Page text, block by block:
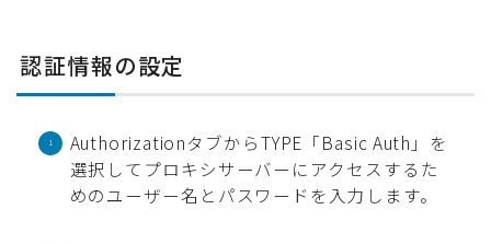
認証情報の設定
AuthorizationタブからTYPE「Basic Auth」を
選択してプロキシサーバーにアクセスするた
めのユーザー名とパスワードを入力します。